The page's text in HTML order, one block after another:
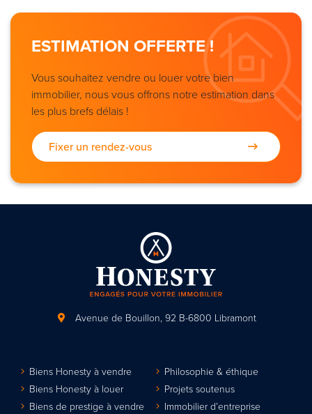
ESTIMATION OFFERTE !
Vous souhaitez vendre ou louer votre bien
immobilier, nous vous offrons notre estimation dans
les plus brefs délais !
Fixer un rendez-vous
Avenue de Bouillon, 92 B-6800 Libramont
Biens Honesty à vendre
Biens Honesty à louer
Biens de prestige à vendre
Philosophie & éthique
Projets soutenus
Immobilier d’entreprise